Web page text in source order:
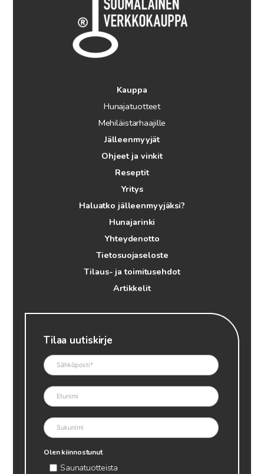
Kauppa
Hunajatuotteet
Mehiläistarhaajille
Jälleenmyyjät
Ohjeet ja vinkit
Reseptit
Yritys
Haluatko jälleenmyyjäksi?
Hunajarinki
Yhteydenotto
Tietosuojaseloste
Tilaus- ja toimitusehdot
Artikkelit
Tilaa uutiskirje
Olen kiinnostunut
Saunatuotteista